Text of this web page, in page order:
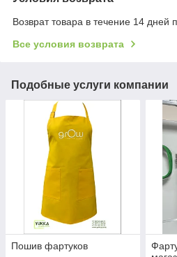
Возврат товара в течение 14 дней
Все условия возврата
Подобные услуги компании
Пошив фартуков